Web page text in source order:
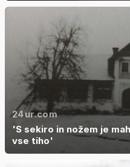
24ur.com
'S sekiro in nožem je
vse tiho'